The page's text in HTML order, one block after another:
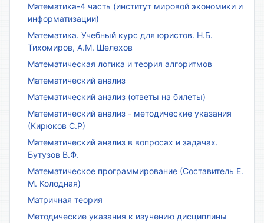
Математика-4 часть (институт мировой экономики и
информатизации)
Математика. Учебный курс для юристов. Н.Б.
Тихомиров, А.М. Шелехов
Математическая логика и теория алгоритмов
Математический анализ
Математический анализ (ответы на билеты)
Математический анализ - методические указания
(Кирюков С.Р)
Математический анализ в вопросах и задачах.
Бутузов В.Ф.
Математическое программирование (Составитель Е.
М. Колодная)
Матричная теория
Методические указания к изучению дисциплины